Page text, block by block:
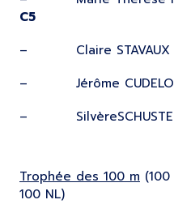
C5
– Claire STAVAUX
– Jérôme
–
Trophée des 100 m
100 NL)